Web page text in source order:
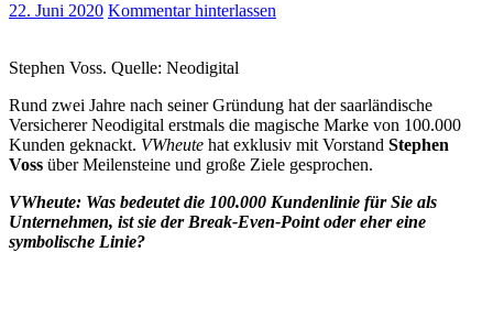
22. Juni 2020 Kommentar hinterlassen
Stephen Voss. Quelle: Neodigital
Rund zwei Jahre nach seiner Gründung hat der saarländische
Versicherer Neodigital erstmals die magische Marke von 100.000
Kunden geknackt. VWheute hat exklusiv mit Vorstand Stephen
Voss über Meilensteine und große Ziele gesprochen.
VWheute: Was bedeutet die 100.000 Kundenlinie für Sie als
Unternehmen, ist sie der Break-Even-Point oder eher eine
symbolische Linie?